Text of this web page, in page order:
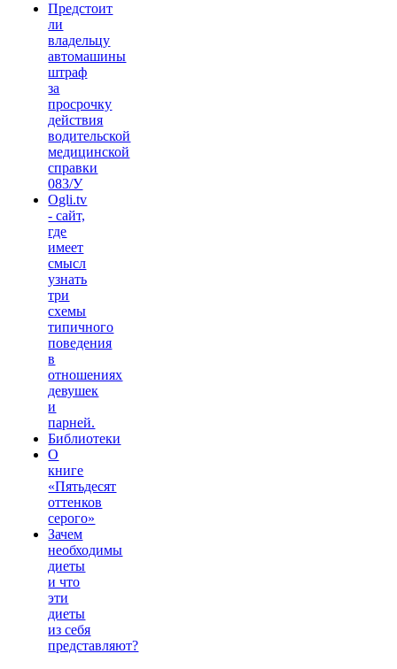
Предстоит
ли
владельцу
автомашины
штраф
за
просрочку
действия
водительской
медицинской
справки
083/У
Ogli.tv
- сайт,
где
имеет
смысл
узнать
три
схемы
типичного
поведения
в
отношениях
девушек
и
парней.
Библиотеки
О
книге
«Пятьдесят
оттенков
серого»
Зачем
необходимы
диеты
и что
эти
диеты
из себя
представляют?